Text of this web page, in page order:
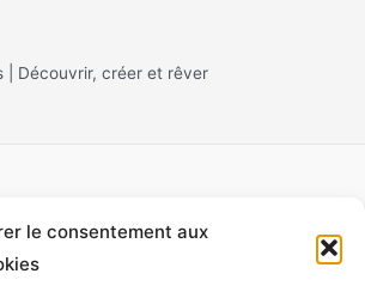
le consentement aux
| Découvrir, créer et rêver